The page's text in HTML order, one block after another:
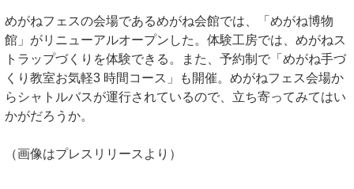
めがねフェスの会場であるめがね会館では、「めがね博物
館」がリニューアルオープンした。体験工房では、めがねス
トラップづくりを体験できる。また、予約制で「めがね手づ
くり教室お気軽3 時間コース」も開催。めがねフェス会場か
らシャトルバスが運行されているので、立ち寄ってみてはい
かがだろうか。
（画像はプレスリリースより）